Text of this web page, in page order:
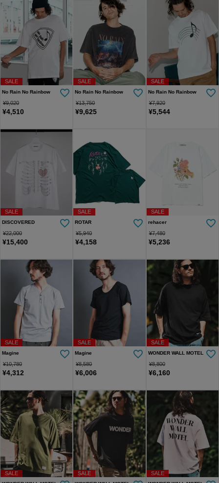
SALE
No Rain No Rainbow
¥9,020
¥4,510
SALE
No Rain No Rainbow
¥13,750
¥9,625
SALE
No Rain No Rainbow
¥7,920
¥5,544
SALE
DISCOVERED
¥22,000
¥15,400
SALE
ROTAR
¥5,940
¥4,158
SALE
rehacer
¥7,480
¥5,236
SALE
Magine
¥10,780
¥4,312
SALE
Magine
¥8,580
¥6,006
SALE
WONDER WALL MOTEL
¥8,800
¥6,160
SALE SALE SALE